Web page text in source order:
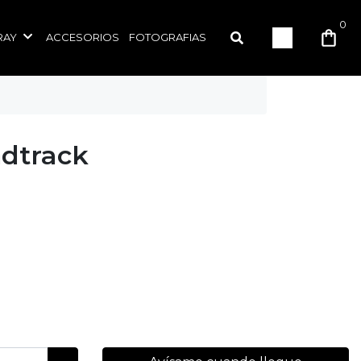
ACCESORIOS FOTOGRAFIAS
0